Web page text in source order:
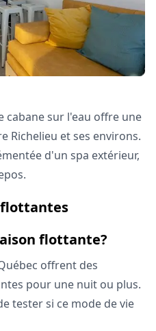
cabane sur l'eau offre une
Richelieu et ses environs.
d'un spa extérieur,
flottantes
flottante?
offrent des
pour une nuit ou plus.
tester si ce mode de vie